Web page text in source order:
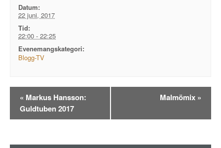
Datum:
22 juni, 2017
Tid:
22:00 - 22:25
Evenemangskategori:
Blogg-TV
Evenemangsnavigation
« Markus Hansson:
Guldtuben 2017
Malmömix »